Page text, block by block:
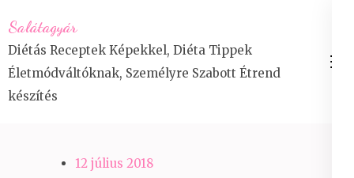
to
content
(Press
Enter)
Salátagyár
Diétás Receptek Képekkel, Diéta Tippek
Életmódváltóknak, Személyre Szabott Étrend
készítés
12 július 2018